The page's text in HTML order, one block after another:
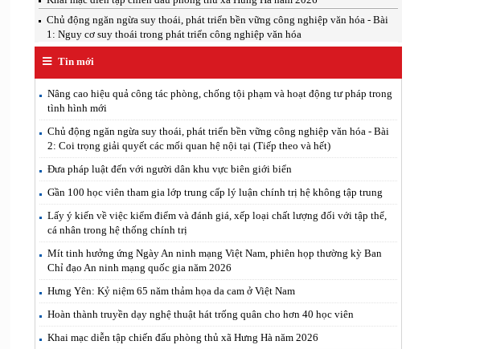
Chủ động ngăn ngừa suy thoái, phát triển bền vững công nghiệp văn hóa - Bài
1: Nguy cơ suy thoái trong phát triển công nghiệp văn hóa
Tin mới
Nâng cao hiệu quả công tác phòng, chống tội phạm và hoạt động tư pháp trong
tình hình mới
Chủ động ngăn ngừa suy thoái, phát triển bền vững công nghiệp văn hóa - Bài
2: Coi trọng giải quyết các mối quan hệ nội tại (Tiếp theo và hết)
Đưa pháp luật đến với người dân khu vực biên giới biển
Gần 100 học viên tham gia lớp trung cấp lý luận chính trị hệ không tập trung
Lấy ý kiến về việc kiểm điểm và đánh giá, xếp loại chất lượng đối với tập thể,
cá nhân trong hệ thống chính trị
Mít tinh hưởng ứng Ngày An ninh mạng Việt Nam, phiên họp thường kỳ Ban
Chỉ đạo An ninh mạng quốc gia năm 2026
Hưng Yên: Kỷ niệm 65 năm thảm họa da cam ở Việt Nam
Hoàn thành truyền dạy nghệ thuật hát trống quân cho hơn 40 học viên
Khai mạc diễn tập chiến đấu phòng thủ xã Hưng Hà năm 2026